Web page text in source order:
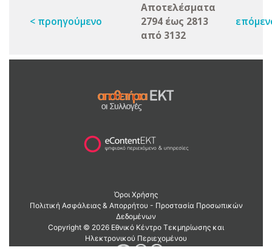
< προηγούμενο
Αποτελέσματα
2794 έως 2813
από 3132